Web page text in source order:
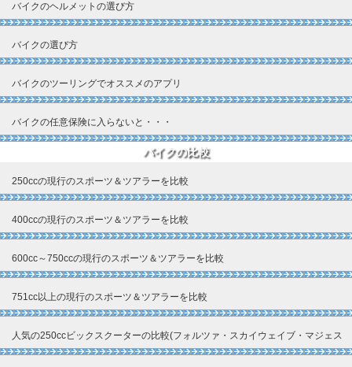
バイクのヘルメットの選び方
バイクの選び方
バイクのツーリングでオススメのアプリ
バイクの任意保険に入らないと・・・
バイクの比較
250ccの現行のスポーツ＆ツアラーを比較
400ccの現行のスポーツ＆ツアラーを比較
600cc～750ccの現行のスポーツ＆ツアラーを比較
751cc以上の現行のスポーツ＆ツアラーを比較
人気の250ccビックスクーターの比較(フォルツァ・スカイウェイブ・マジェス